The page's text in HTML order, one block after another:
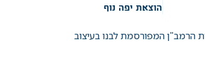
הוצאת יפה נוף
הרמב"ן המפורסמת לבנו בעיצוב